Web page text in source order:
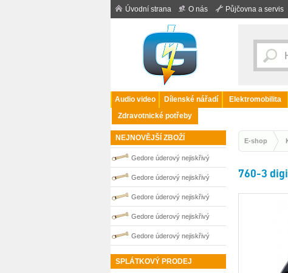
Úvodní strana O nás Půjčovna a servis
Audio video Dílenské nářadí Elektromobilita
Zdravotnické potřeby
NEJNOVĚJŠÍ ZBOŽÍ
Gedore úderový nejiskřivý
plochý klíč vyhnutý 36 mm
0100253S
Gedore úderový nejiskřivý
plochý klíč vyhnutý 50 mm
0100256S
Gedore úderový nejiskřivý
plochý klíč vyhnutý 30 mm
0100251S
Gedore úderový nejiskřivý
plochý klíč vyhnutý 32 mm
0100252S
Gedore úderový nejiskřivý
plochý klíč vyhnutý 65 mm
SPLÁTKOVÝ PRODEJ
E-shop
760-3